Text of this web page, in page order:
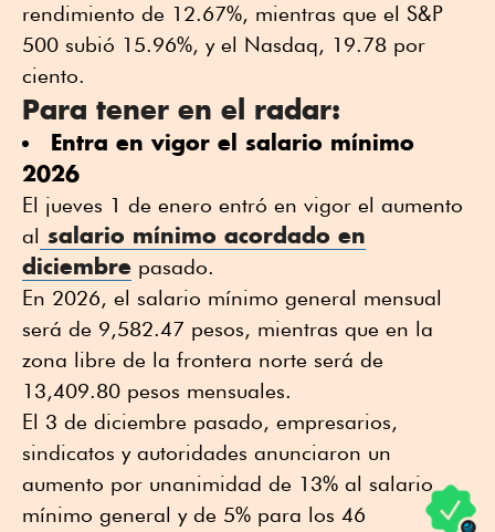
rendimiento de 12.67%, mientras que el S&P
500 subió 15.96%, y el Nasdaq, 19.78 por
ciento.
Para tener en el radar:
Entra en vigor el salario mínimo
2026
El jueves 1 de enero entró en vigor el aumento
al salario mínimo acordado en
diciembre pasado.
En 2026, el salario mínimo general mensual
será de 9,582.47 pesos, mientras que en la
zona libre de la frontera norte será de
13,409.80 pesos mensuales.
El 3 de diciembre pasado, empresarios,
sindicatos y autoridades anunciaron un
aumento por unanimidad de 13% al salario
mínimo general y de 5% para los 46